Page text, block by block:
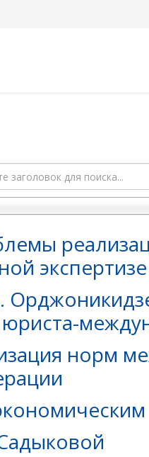
экспертизе
норм